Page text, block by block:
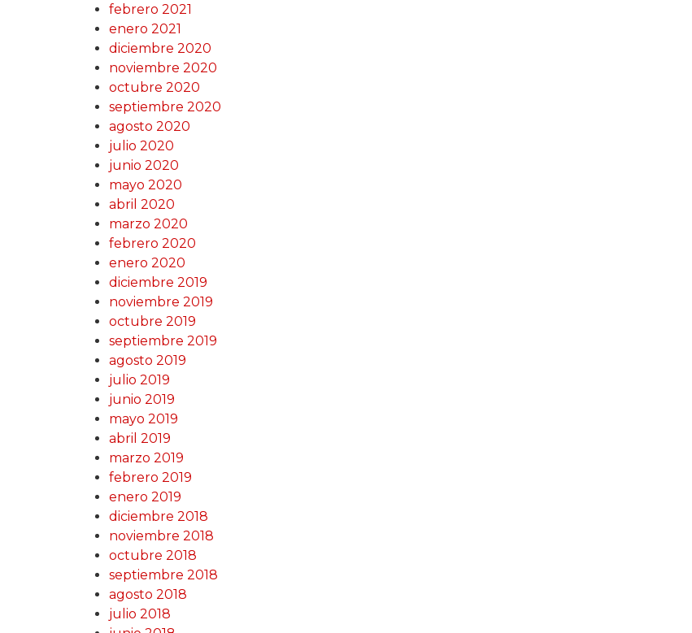
febrero 2021
enero 2021
diciembre 2020
noviembre 2020
octubre 2020
septiembre 2020
agosto 2020
julio 2020
junio 2020
mayo 2020
abril 2020
marzo 2020
febrero 2020
enero 2020
diciembre 2019
noviembre 2019
octubre 2019
septiembre 2019
agosto 2019
julio 2019
junio 2019
mayo 2019
abril 2019
marzo 2019
febrero 2019
enero 2019
diciembre 2018
noviembre 2018
octubre 2018
septiembre 2018
agosto 2018
julio 2018